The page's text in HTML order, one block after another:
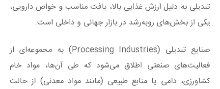
تبدیلی به دلیل ارزش غذایی بالا، بافت مناسب و خواص دارویی،
یکی از بخش‌های روبه‌رشد در بازار جهانی و داخلی است.
صنایع تبدیلی (Processing Industries) به مجموعه‌ای از
فعالیت‌های صنعتی اطلاق می‌شود که طی آن‌ها، مواد خام
کشاورزی، دامی یا منابع طبیعی (مانند مواد معدنی) از حالت